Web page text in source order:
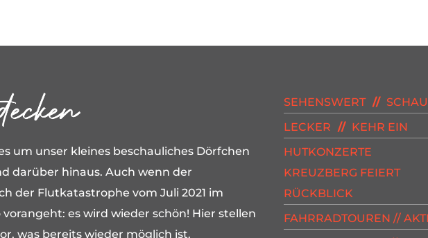
um unser kleines beschauliches Dörfchen
darüber hinaus. Auch wenn der
der Flutkatastrophe vom Juli 2021 im
es wird wieder schön! Hier stellen
was bereits wieder möglich ist.
SEHENSWERT//
LECKER // KEHR EIN
HUTKONZERTE
KREUZBERG FEIERT
RÜCKBLICK
FAHRRADTOUREN //